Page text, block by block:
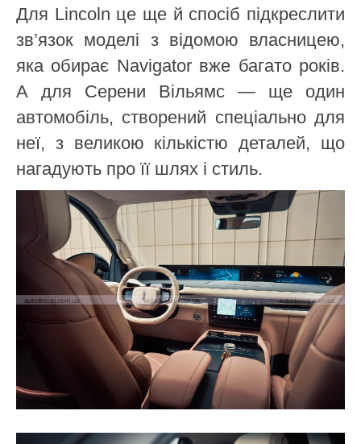
Для Lincoln це ще й спосіб підкреслити
зв’язок моделі з відомою власницею,
яка обирає Navigator вже багато років.
А для Серени Вільямс — ще один
автомобіль, створений спеціально для
неї, з великою кількістю деталей, що
нагадують про її шлях і стиль.